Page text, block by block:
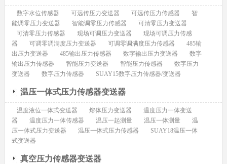
数字水位传感器 可远传压力变送器 可远传压力传感器
智
能调零压力变送器
智能调零压力传感器
可清零压力变送器
可清零压力传感器
现场可调压力变送器
现场可调压力传感
器
可调零调满度压力变送器 可调零调满度压力传感器
485输
出压力变送器
485输出压力传感器 数字输出压力变送器
数字
输出压力传感器
智能压力变送器 智能压力传感器
数字压力
变送器
数字压力传感器 SUAY15数字压力传感器/变送器
温压一体式压力传感器变送器
温度液位一体式变送器 熔体压力变送器
温度压力一体变送
器
温度压力一体传感器 温压一起测量 温压一体测量
温
压一体式压力变送器
温压一体式压力传感器
SUAY18温压一体
式变送器
真空压力传感器变送器